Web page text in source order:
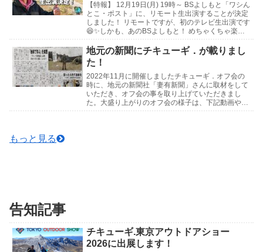
【特報】 12月19日(月) 19時～ BSよしもと「ワシん
とこ・ポスト」に、リモート生出演することが決定
しました！ リモートですが、初のテレビ生出演です
😆✨しかも、あのBSよしもと！ めちゃくちゃ楽し
地元の新聞にチキューギ．が載りまし
た！
2022年11月に開催しましたチキューギ．オフ会の
時に、地元の新聞社「妻有新聞」さんに取材をして
いただき、オフ会の事を取り上げていただきまし
た。大盛り上がりのオフ会の様子は、下記動画や写
もっと見る
告知記事
チキューギ.東京アウトドアショー
2026に出展します！